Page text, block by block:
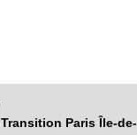
Transition Paris Île-